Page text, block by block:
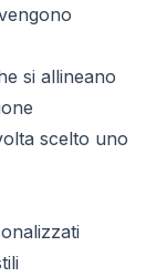
si allineano
scelto uno